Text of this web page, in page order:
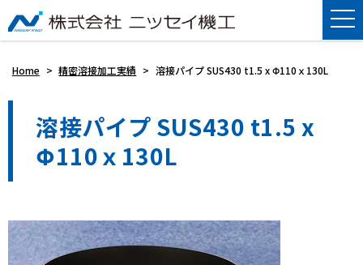
Home > 精密溶接加工実績 > 溶接パイプ SUS430 t1.5 x Φ110ｘ130L
溶接パイプ SUS430 t1.5 x
Φ110ｘ130L